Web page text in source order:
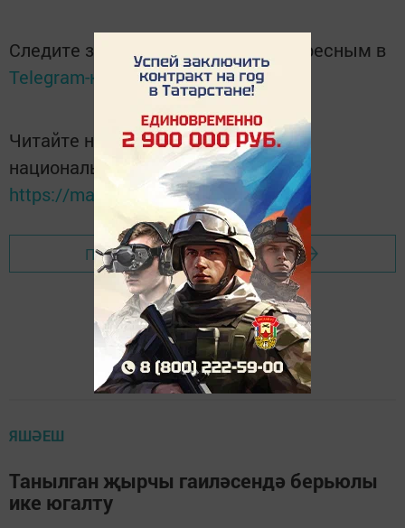
Следите за самым важным и интересным в
Telegram-каналеТатмедиа
Читайте новости Татарстана в
национальном мессенджере MАХ:
https://max.ru/tatmedia
Перейти на страницу новости
ЯШӘЕШ
Танылган җырчы гаиләсендә берьюлы
ике югалту